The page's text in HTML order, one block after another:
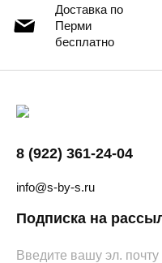
Доставка по
Перми
бесплатно
8 (922) 361-24-04
info@s-by-s.ru
Подписка на